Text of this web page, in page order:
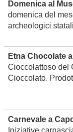
Domenica al
domenica del
archeologici
Etna Chocolate
Cioccolattoso del
Cioccolato.
Carnevale a
Iniziative